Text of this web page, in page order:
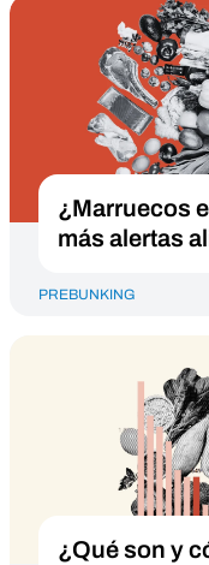
¿Marruecos
más alertas
PREBUNKING
¿Qué son y